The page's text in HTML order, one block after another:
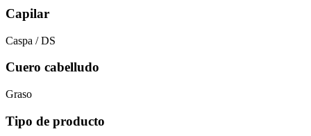
Capilar
Caspa / DS
Cuero cabelludo
Graso
Tipo de producto